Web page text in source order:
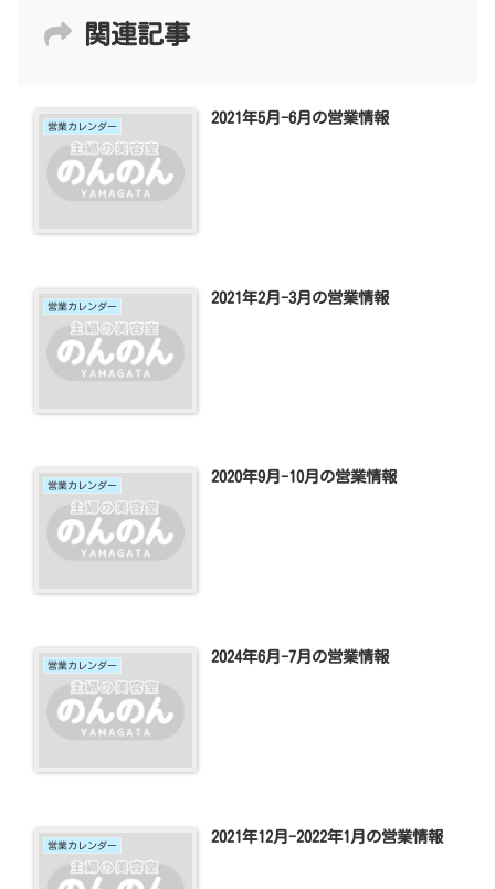
関連記事
営業カレンダー
2021年5月-6月の営業情報
営業カレンダー
2021年2月-3月の営業情報
営業カレンダー
2020年9月-10月の営業情報
営業カレンダー
2024年6月-7月の営業情報
営業カレンダー
2021年12月-2022年1月の営業情報